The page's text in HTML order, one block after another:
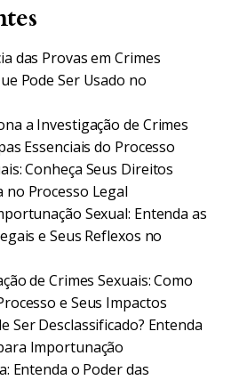
das Provas em Crimes
Pode Ser Usado no
a Investigação de Crimes
Essenciais do Processo
Conheça Seus Direitos
no Processo Legal
Sexual: Entenda as
e Seus Reflexos no
de Crimes Sexuais: Como
e Seus Impactos
Ser Desclassificado? Entenda
Importunação
Entenda o Poder das